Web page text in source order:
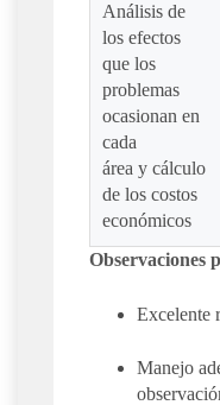
Análisis de
los efectos
que los
problemas
ocasionan en
cada
área y cálculo
de los costos
económicos
Observaciones
Excelente
Manejo